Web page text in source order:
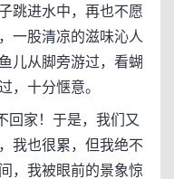
跳进水中，再也不愿
一股清凉的滋味沁人
儿从脚旁游过，看蝴
，十分惬意。
家！于是，我们又
我也很累，但我绝不
，我被眼前的景象惊